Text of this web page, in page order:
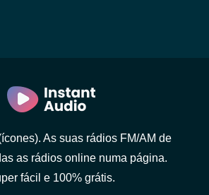
As suas rádios FM/AM de
as rádios online numa página.
fácil e 100% grátis.